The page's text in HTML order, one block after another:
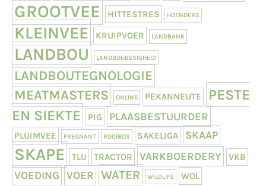
GROOTVEE HITTESTRES HOENDERS
KLEINVEE KRUIPVOER LANDBANK
LANDBOU LANDBOUBESIGHEID
LANDBOUTEGNOLOGIE
MEATMASTERS
ONLINE PEKANNEUTE
PESTE
EN SIEKTE
PIG PLAASBESTUURDER
PLUIMVEE PREGNANT ROOIBOS SAKELIGA SKAAP
SKAPE TLU TRACTOR VARKBOERDERY VKB
VOEDING VOER WATER WILDLIFE WOL